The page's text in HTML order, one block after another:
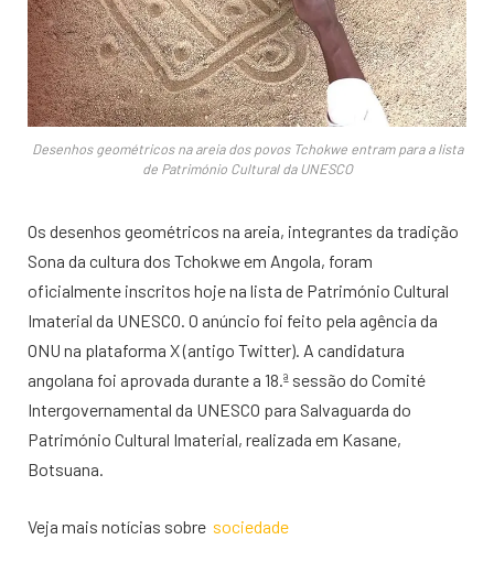
Desenhos geométricos na areia dos povos Tchokwe entram para a lista
de Património Cultural da UNESCO
Os desenhos geométricos na areia, integrantes da tradição
Sona da cultura dos Tchokwe em Angola, foram
oficialmente inscritos hoje na lista de Património Cultural
Imaterial da UNESCO. O anúncio foi feito pela agência da
ONU na plataforma X (antigo Twitter). A candidatura
angolana foi aprovada durante a 18.ª sessão do Comité
Intergovernamental da UNESCO para Salvaguarda do
Património Cultural Imaterial, realizada em Kasane,
Botsuana.
Veja mais notícias sobre sociedade